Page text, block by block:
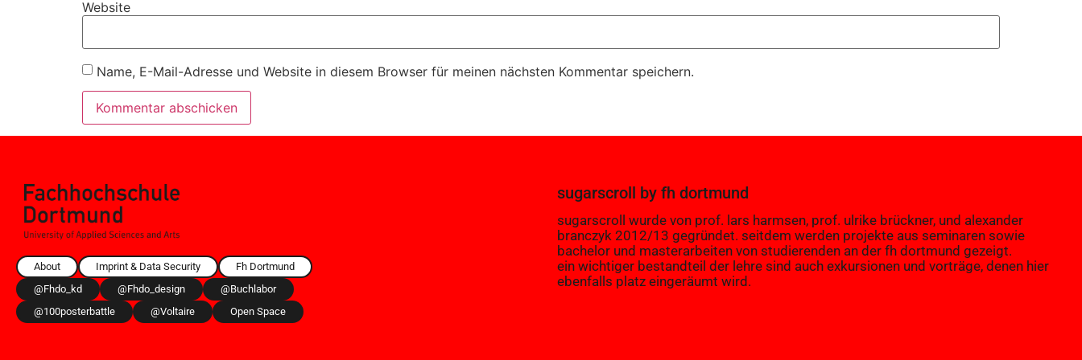
Website
Name, E-Mail-Adresse und Website in diesem Browser für meinen nächsten Kommentar speichern.
About Imprint & Data Security
Fh Dortmund
@fhdo_kd
@fhdo_design
@buchlabor
@100posterbattle
@voltaire Open Space
sugarscroll by fh dortmund
sugarscroll wurde von prof. lars harmsen, prof. ulrike brückner, und alexander
branczyk 2012/13 gegründet. seitdem werden projekte aus seminaren sowie
bachelor und masterarbeiten von studierenden an der fh dortmund gezeigt.
ein wichtiger bestandteil der lehre sind auch exkursionen und vorträge, denen hier
ebenfalls platz eingeräumt wird.